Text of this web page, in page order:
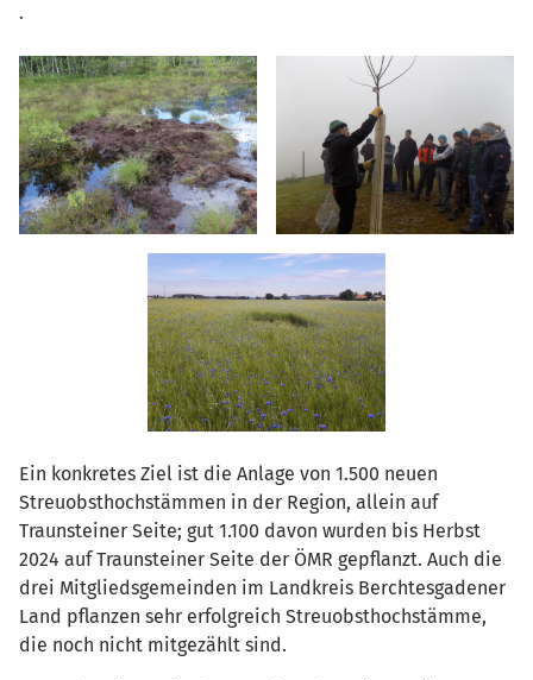
.
Ein konkretes Ziel ist die Anlage von 1.500 neuen
Streuobsthochstämmen in der Region, allein auf
Traunsteiner Seite; gut 1.100 davon wurden bis Herbst
2024 auf Traunsteiner Seite der ÖMR gepflanzt. Auch die
drei Mitgliedsgemeinden im Landkreis Berchtesgadener
Land pflanzen sehr erfolgreich Streuobsthochstämme,
die noch nicht mitgezählt sind.